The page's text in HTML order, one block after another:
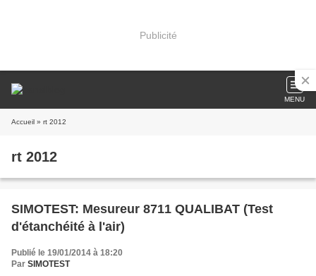
Publicité
MENU
Accueil » rt 2012
rt 2012
SIMOTEST: Mesureur 8711 QUALIBAT (Test
d'étanchéité à l'air)
Publié le 19/01/2014 à 18:20
Par SIMOTEST